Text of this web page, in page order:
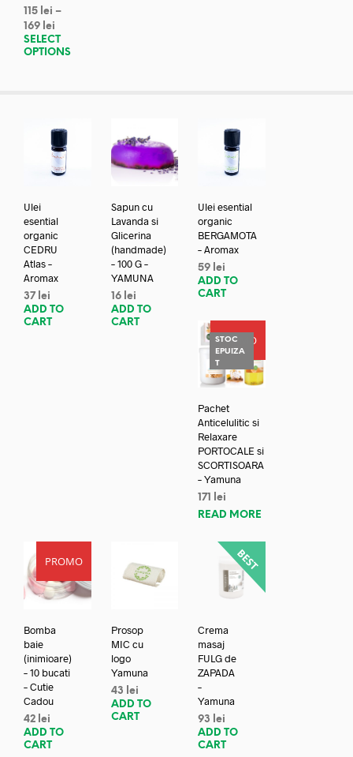
115 lei –
169 lei
SELECT
OPTIONS
Ulei
esential
organic
CEDRU
Atlas –
Aromax
37 lei
ADD TO
CART
Sapun cu
Lavanda si
Glicerina
(handmade)
– 100 G –
YAMUNA
16 lei
ADD TO
CART
Ulei esential
organic
BERGAMOTA
– Aromax
59 lei
ADD TO
CART
PROMO
STOC
EPUIZA
T
Pachet
Anticelulitic si
Relaxare
PORTOCALE si
SCORTISOARA
– Yamuna
171
lei
READ MORE
PROMO
Bomba
baie
(inimioare)
– 10 bucati
– Cutie
Cadou
42 lei
ADD TO
CART
Prosop
MIC cu
logo
Yamuna
43
lei
ADD TO
CART
Crema
masaj
FULG de
ZAPADA
–
Yamuna
93
lei
ADD TO
CART